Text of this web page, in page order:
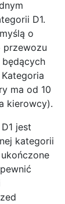
D1.
o
przewozu
ma od 10
kierowcy).
jest
kategorii